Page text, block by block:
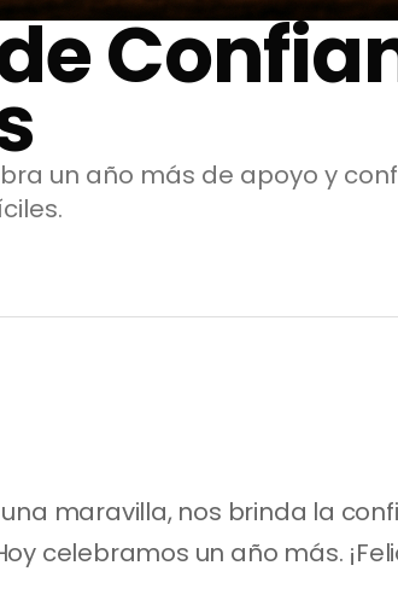
un año más de apoyo y
maravilla, nos brinda la
celebramos un año más.